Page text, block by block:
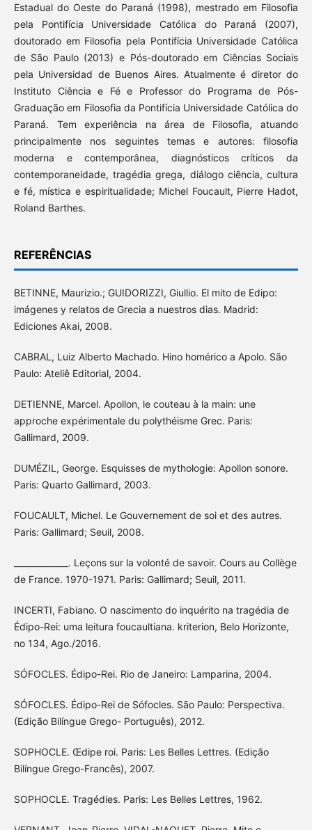
Estadual do Oeste do Paraná (1998), mestrado em Filosofia
pela Pontifícia Universidade Católica do Paraná (2007),
doutorado em Filosofia pela Pontifícia Universidade Católica
de São Paulo (2013) e Pós-doutorado em Ciências Sociais
pela Universidad de Buenos Aires. Atualmente é diretor do
Instituto Ciência e Fé e Professor do Programa de Pós-
Graduação em Filosofia da Pontifícia Universidade Católica do
Paraná. Tem experiência na área de Filosofia, atuando
principalmente nos seguintes temas e autores: filosofia
moderna e contemporânea, diagnósticos críticos da
contemporaneidade, tragédia grega, diálogo ciência, cultura
e fé, mística e espiritualidade; Michel Foucault, Pierre Hadot,
Roland Barthes.
REFERÊNCIAS
BETINNE, Maurizio.; GUIDORIZZI, Giullio. El mito de Edipo:
imágenes y relatos de Grecia a nuestros dias. Madrid:
Ediciones Akai, 2008.
CABRAL, Luiz Alberto Machado. Hino homérico a Apolo. São
Paulo: Ateliê Editorial, 2004.
DETIENNE, Marcel. Apollon, le couteau à la main: une
approche expérimentale du polythéisme Grec. Paris:
Gallimard, 2009.
DUMÉZIL, George. Esquisses de mythologie: Apollon sonore.
Paris: Quarto Gallimard, 2003.
FOUCAULT, Michel. Le Gouvernement de soi et des autres.
Paris: Gallimard; Seuil, 2008.
_____________. Leçons sur la volonté de savoir. Cours au Collège
de France. 1970-1971. Paris: Gallimard; Seuil, 2011.
INCERTI, Fabiano. O nascimento do inquérito na tragédia de
Édipo-Rei: uma leitura foucaultiana. kriterion, Belo Horizonte,
no 134, Ago./2016.
SÓFOCLES. Édipo-Rei. Rio de Janeiro: Lamparina, 2004.
SÓFOCLES. Édipo-Rei de Sófocles. São Paulo: Perspectiva.
(Edição Bilíngue Grego- Português), 2012.
SOPHOCLE. Œdipe roi. Paris: Les Belles Lettres. (Edição
Bilíngue Grego-Francês), 2007.
SOPHOCLE. Tragédies. Paris: Les Belles Lettres, 1962.